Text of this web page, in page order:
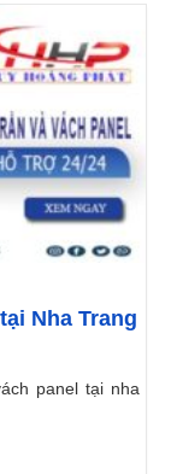
Nha Trang
panel tại nha